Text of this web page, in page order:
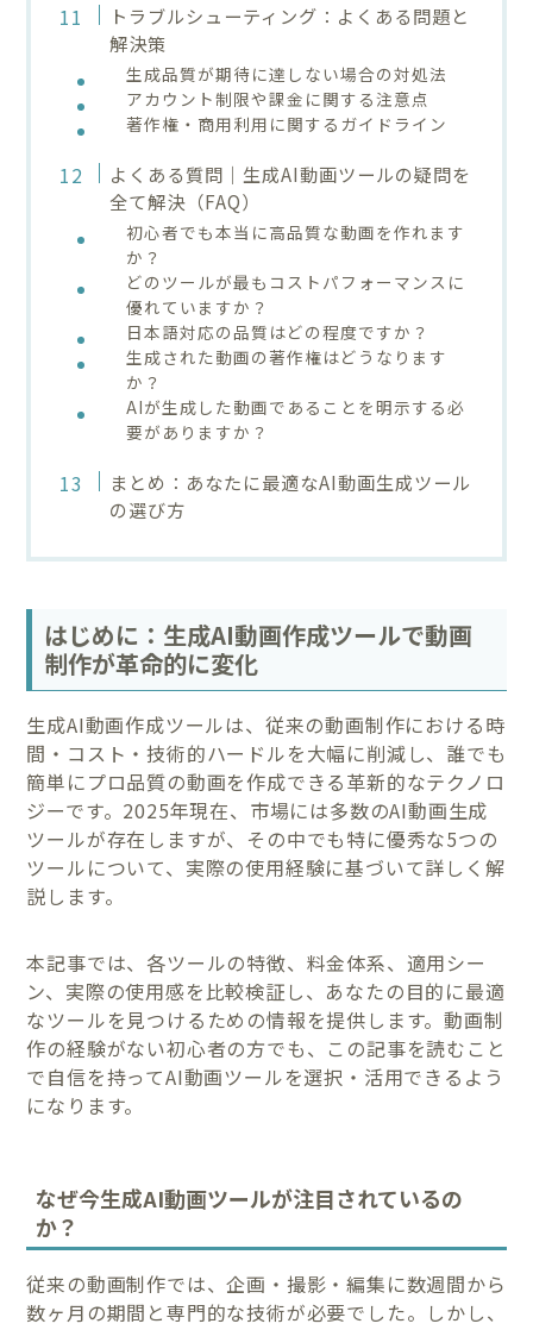
トラブルシューティング：よくある問題と
解決策
生成品質が期待に達しない場合の対処法
アカウント制限や課金に関する注意点
著作権・商用利用に関するガイドライン
よくある質問｜生成AI動画ツールの疑問を
全て解決（FAQ）
初心者でも本当に高品質な動画を作れます
か？
どのツールが最もコストパフォーマンスに
優れていますか？
日本語対応の品質はどの程度ですか？
生成された動画の著作権はどうなります
か？
AIが生成した動画であることを明示する必
要がありますか？
まとめ：あなたに最適なAI動画生成ツール
の選び方
はじめに：生成AI動画作成ツールで動画
制作が革命的に変化
生成AI動画作成ツールは、従来の動画制作における時
間・コスト・技術的ハードルを大幅に削減し、誰でも
簡単にプロ品質の動画を作成できる革新的なテクノロ
ジーです。2025年現在、市場には多数のAI動画生成
ツールが存在しますが、その中でも特に優秀な5つの
ツールについて、実際の使用経験に基づいて詳しく解
説します。
本記事では、各ツールの特徴、料金体系、適用シー
ン、実際の使用感を比較検証し、あなたの目的に最適
なツールを見つけるための情報を提供します。動画制
作の経験がない初心者の方でも、この記事を読むこと
で自信を持ってAI動画ツールを選択・活用できるよう
になります。
なぜ今生成AI動画ツールが注目されているの
か？
従来の動画制作では、企画・撮影・編集に数週間から
数ヶ月の期間と専門的な技術が必要でした。しかし、